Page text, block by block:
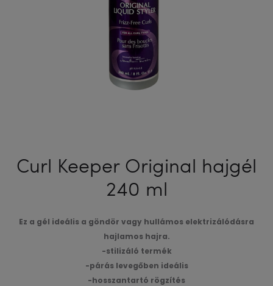
Curl Keeper Original hajgél
240 ml
Ez a gél ideális a göndör vagy hullámos elektrizálódásra
hajlamos hajra.
-stilizáló termék
-párás levegőben ideális
-hosszantartó rögzítés